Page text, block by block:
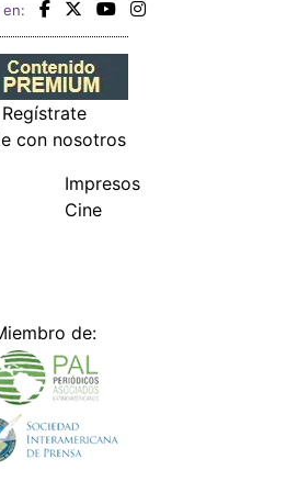
en:
Regístrate
con nosotros
Impresos
Cine
de: